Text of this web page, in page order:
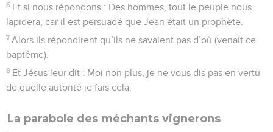
6 Et si nous répondons : Des hommes, tout le peuple nous
lapidera, car il est persuadé que Jean était un prophète.
7 Alors ils répondirent qu’ils ne savaient pas d’où (venait ce
baptême).
8 Et Jésus leur dit : Moi non plus, je ne vous dis pas en vertu
de quelle autorité je fais cela.
La parabole des méchants vignerons